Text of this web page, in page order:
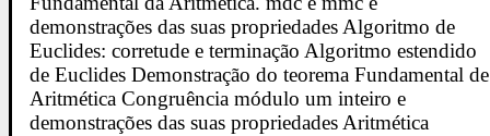
demonstrações das suas propriedades Algoritmo de
Euclides: corretude e terminação Algoritmo estendido
de Euclides Demonstração do teorema Fundamental de
Aritmética Congruência módulo um inteiro e
demonstrações das suas propriedades Aritmética